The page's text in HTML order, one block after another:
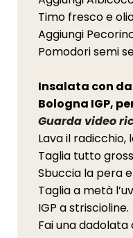
Timo fresco e
Aggiungi
Pomodori semi
Insalata con
Bologna IGP,
Guarda video
Lava il radicchio,
Taglia tutto
Sbuccia la pera
Taglia a metà
IGP a striscioline.
Fai una dadolata